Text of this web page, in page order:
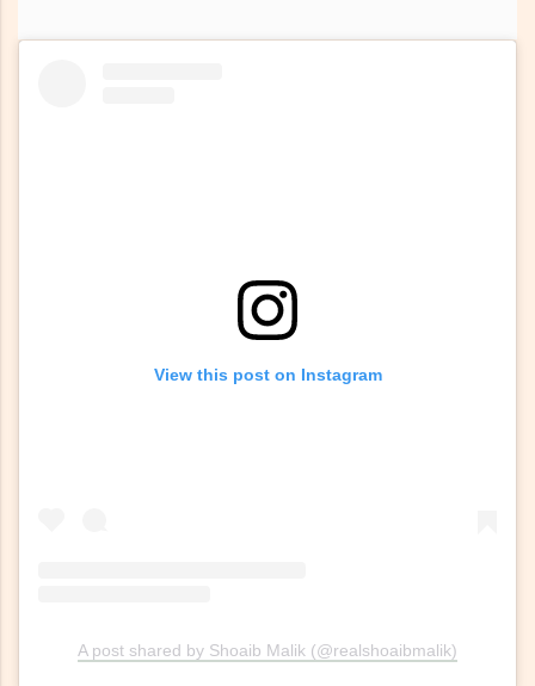
View this post on Instagram
A post shared by Shoaib Malik (@realshoaibmalik)